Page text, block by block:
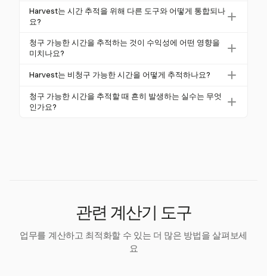
물 작성과 같은 것입니다. 정확한 추적은 정확한 청구
를 위해 중요합니다.
청구 가능 시간은 고객에게 청구할 수 있는 시간이며,
비청구 가능 시간은 관리 작업과 같은 내부 작업을 포
을 주며, 정확한 청구를 보장합니다.
Harvest는 시간 추적을 위해 다른 도구와 어떻게 통합되나
요?
Harvest는 Asana, Trello, Jira와 같은 인기 있는 프로젝
트 관리 도구와 통합되어 플랫폼 간 시간 추적을 간소
청구 가능한 시간을 추적하는 것이 수익성에 어떤 영향을
미치나요?
청구 가능한 시간을 정확하게 추적하면 정확한 청구서
익성을 직접 향상시킵니다. Harvest의 상세 보고서는
프로젝트 수익성을 분석하는 데 도움을 줍니다.
Harvest는 비청구 가능한 시간을 어떻게 추적하나요?
Harvest는 청구 가능한 시간과 비청구 가능한 시간을
함께 추적할 수 있도록 하여 청구 가능한 작업과 비청
청구 가능한 시간을 추적할 때 흔히 발생하는 실수는 무엇
인가요?
관련 계산기 도구
업무를 계산하고 최적화할 수 있는 더 많은 방법을 살펴보세
요